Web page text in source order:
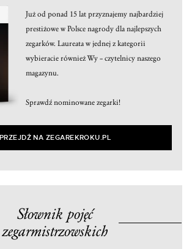
Już od ponad 15 lat przyznajemy najbardziej
prestiżowe w Polsce nagrody dla najlepszych
zegarków. Laureata w jednej z kategorii
wybieracie również Wy – czytelnicy naszego
magazynu.
Sprawdź nominowane zegarki!
PRZEJDŹ NA ZEGAREKROKU.PL
Słownik pojęć
zegarmistrzowskich